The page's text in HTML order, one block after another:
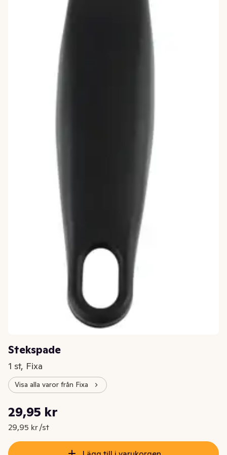
Stekspade
1 st, Fixa
Visa alla varor från Fixa
Nuvarande pris är: 29,95 kr
29,95 kr
29,95 kr /st
Styckpris: 29,95 kr /st